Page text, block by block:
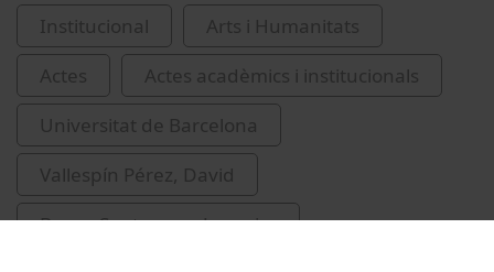
Institucional
Arts i Humanitats
Actes
Actes acadèmics i institucionals
Universitat de Barcelona
Vallespín Pérez, David
Bages Santacana, Joaquim